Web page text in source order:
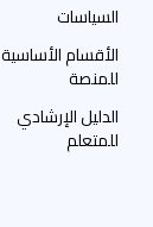
السياسات
الأقسام الأساسية
للمنصة
الدليل الإرشادي
للمتعلم